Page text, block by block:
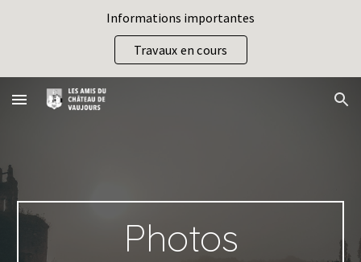
Informations importantes
Travaux en cours
Photos